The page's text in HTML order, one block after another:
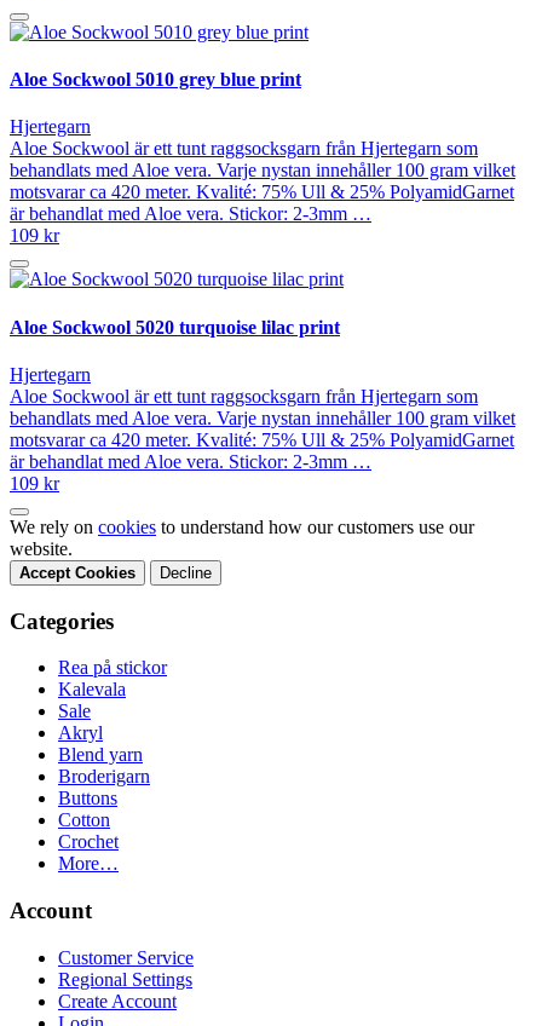
Aloe Sockwool 5010 grey blue print
Hjertegarn
Aloe Sockwool är ett tunt raggsocksgarn från Hjertegarn som
behandlats med Aloe vera. Varje nystan innehåller 100 gram vilket
motsvarar ca 420 meter. Kvalité: 75% Ull & 25% PolyamidGarnet
är behandlat med Aloe vera. Stickor: 2-3mm …
109 kr
Aloe Sockwool 5020 turquoise lilac print
Hjertegarn
Aloe Sockwool är ett tunt raggsocksgarn från Hjertegarn som
behandlats med Aloe vera. Varje nystan innehåller 100 gram vilket
motsvarar ca 420 meter. Kvalité: 75% Ull & 25% PolyamidGarnet
är behandlat med Aloe vera. Stickor: 2-3mm …
109 kr
We rely on cookies to understand how our customers use our
website.
Accept Cookies Decline
Categories
Rea på stickor
Kalevala
Sale
Akryl
Blend yarn
Broderigarn
Buttons
Cotton
Crochet
More…
Account
Customer Service
Regional Settings
Create Account